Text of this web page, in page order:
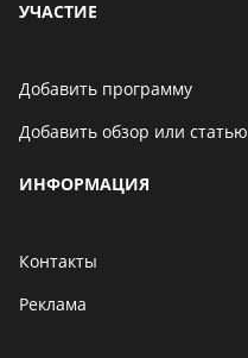
УЧАСТИЕ
Добавить программу
Добавить обзор или статью
ИНФОРМАЦИЯ
Контакты
Реклама